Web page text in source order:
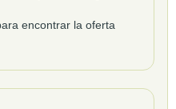
encontrar la oferta